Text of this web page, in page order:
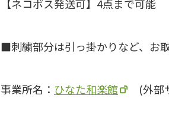
【ネコポス発送可】4点まで可能
刺繍部分は引っ掛かりなど、お
事業所名： ひなた和楽館 (外部